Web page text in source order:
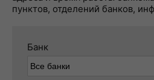
пунктов, отделений банков,
Банк